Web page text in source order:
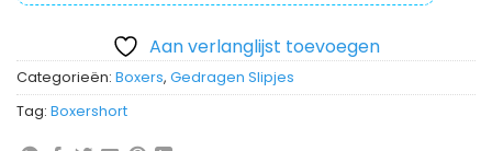
Aan verlanglijst toevoegen
Categorieën: Boxers, Gedragen Slipjes
Tag: Boxershort